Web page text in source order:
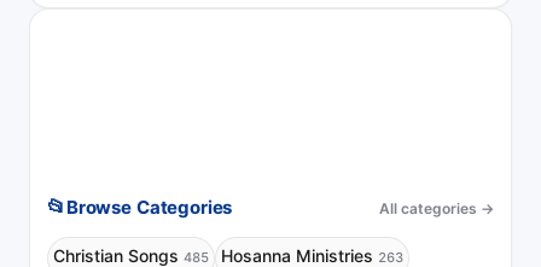
📂 Browse Categories All categories →
Christian Songs 485 Hosanna Ministries 263